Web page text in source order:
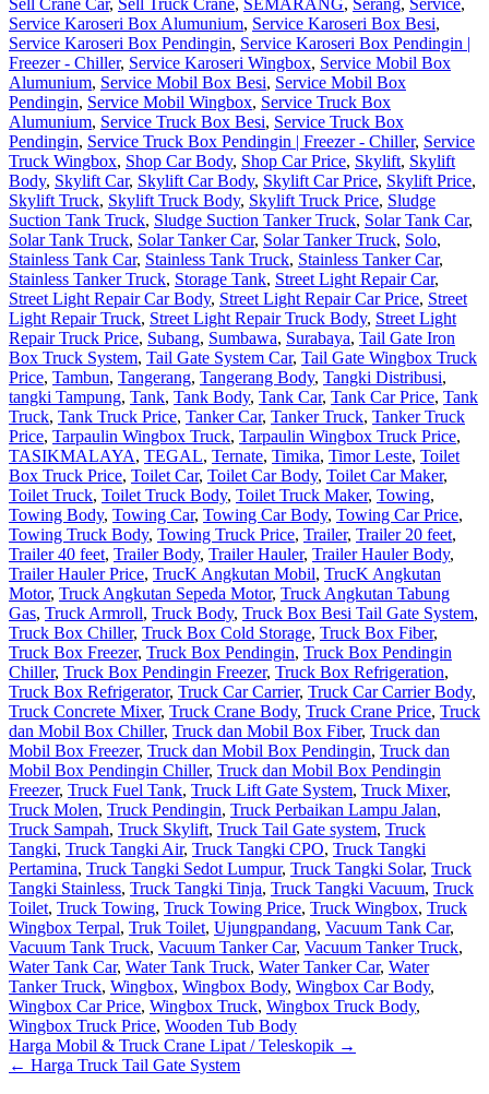
Service Karoseri Box Alumunium, Service Karoseri Box Besi,
Service Karoseri Box Pendingin, Service Karoseri Box Pendingin |
Freezer - Chiller, Service Karoseri Wingbox, Service Mobil Box
Alumunium, Service Mobil Box Besi, Service Mobil Box
Pendingin, Service Mobil Wingbox, Service Truck Box
Alumunium, Service Truck Box Besi, Service Truck Box
Pendingin, Service Truck Box Pendingin | Freezer - Chiller, Service
Truck Wingbox, Shop Car Body, Shop Car Price, Skylift, Skylift
Body, Skylift Car, Skylift Car Body, Skylift Car Price, Skylift Price,
Skylift Truck, Skylift Truck Body, Skylift Truck Price, Sludge
Suction Tank Truck, Sludge Suction Tanker Truck, Solar Tank Car,
Solar Tank Truck, Solar Tanker Car, Solar Tanker Truck, Solo,
Stainless Tank Car, Stainless Tank Truck, Stainless Tanker Car,
Stainless Tanker Truck, Storage Tank, Street Light Repair Car,
Street Light Repair Car Body, Street Light Repair Car Price, Street
Light Repair Truck, Street Light Repair Truck Body, Street Light
Repair Truck Price, Subang, Sumbawa, Surabaya, Tail Gate Iron
Box Truck System, Tail Gate System Car, Tail Gate Wingbox Truck
Price, Tambun, Tangerang, Tangerang Body, Tangki Distribusi,
tangki Tampung, Tank, Tank Body, Tank Car, Tank Car Price, Tank
Truck, Tank Truck Price, Tanker Car, Tanker Truck, Tanker Truck
Price, Tarpaulin Wingbox Truck, Tarpaulin Wingbox Truck Price,
TASIKMALAYA, TEGAL, Ternate, Timika, Timor Leste, Toilet
Box Truck Price, Toilet Car, Toilet Car Body, Toilet Car Maker,
Toilet Truck, Toilet Truck Body, Toilet Truck Maker, Towing,
Towing Body, Towing Car, Towing Car Body, Towing Car Price,
Towing Truck Body, Towing Truck Price, Trailer, Trailer 20 feet,
Trailer 40 feet, Trailer Body, Trailer Hauler, Trailer Hauler Body,
Trailer Hauler Price, TrucK Angkutan Mobil, TrucK Angkutan
Motor, Truck Angkutan Sepeda Motor, Truck Angkutan Tabung
Gas, Truck Armroll, Truck Body, Truck Box Besi Tail Gate System,
Truck Box Chiller, Truck Box Cold Storage, Truck Box Fiber,
Truck Box Freezer, Truck Box Pendingin, Truck Box Pendingin
Chiller, Truck Box Pendingin Freezer, Truck Box Refrigeration,
Truck Box Refrigerator, Truck Car Carrier, Truck Car Carrier Body,
Truck Concrete Mixer, Truck Crane Body, Truck Crane Price, Truck
dan Mobil Box Chiller, Truck dan Mobil Box Fiber, Truck dan
Mobil Box Freezer, Truck dan Mobil Box Pendingin, Truck dan
Mobil Box Pendingin Chiller, Truck dan Mobil Box Pendingin
Freezer, Truck Fuel Tank, Truck Lift Gate System, Truck Mixer,
Truck Molen, Truck Pendingin, Truck Perbaikan Lampu Jalan,
Truck Sampah, Truck Skylift, Truck Tail Gate system, Truck
Tangki, Truck Tangki Air, Truck Tangki CPO, Truck Tangki
Pertamina, Truck Tangki Sedot Lumpur, Truck Tangki Solar, Truck
Tangki Stainless, Truck Tangki Tinja, Truck Tangki Vacuum, Truck
Toilet, Truck Towing, Truck Towing Price, Truck Wingbox, Truck
Wingbox Terpal, Truk Toilet, Ujungpandang, Vacuum Tank Car,
Vacuum Tank Truck, Vacuum Tanker Car, Vacuum Tanker Truck,
Water Tank Car, Water Tank Truck, Water Tanker Car, Water
Tanker Truck, Wingbox, Wingbox Body, Wingbox Car Body,
Wingbox Car Price, Wingbox Truck, Wingbox Truck Body,
Wingbox Truck Price, Wooden Tub Body
Post
navigation
Harga Mobil & Truck Crane Lipat / Teleskopik →
← Harga Truck Tail Gate System